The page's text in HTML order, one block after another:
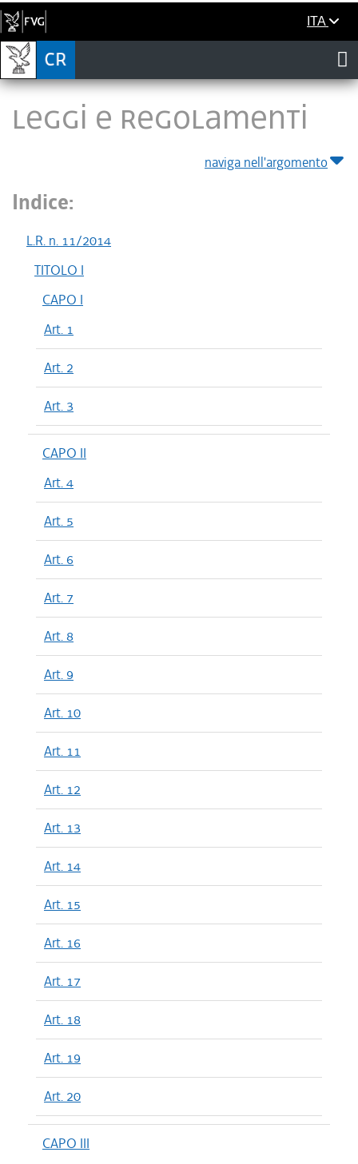
ITA
LEGGI E REGOLAMENTI
naviga nell'argomento
Indice:
L.R. n. 11/2014
TITOLO I
CAPO I
Art. 1
Art. 2
Art. 3
CAPO II
Art. 4
Art. 5
Art. 6
Art. 7
Art. 8
Art. 9
Art. 10
Art. 11
Art. 12
Art. 13
Art. 14
Art. 15
Art. 16
Art. 17
Art. 18
Art. 19
Art. 20
CAPO III